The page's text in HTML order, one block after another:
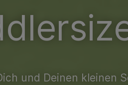
und Deinen kleinen